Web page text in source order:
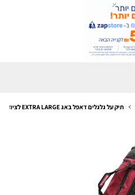
תיק על גלגלים דאפל באג EXTRA LARGE לציוד כבד ציוד צלילה וסקי נגד מייים